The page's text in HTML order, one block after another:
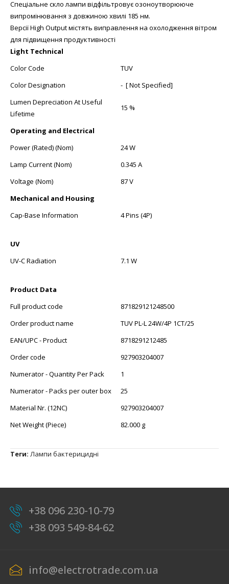
Спеціальне скло лампи відфільтровує озоноутворююче
випромінювання з довжиною хвилі 185 нм.
Версії High Output містять виправлення на охолодження вітром
для підвищення продуктивності
Light Technical
Color Code
TUV
Color Designation
- [ Not Specified]
Lumen Depreciation At Useful
Lifetime
15 %
Operating and Electrical
Power (Rated) (Nom)
24 W
Lamp Current (Nom)
0.345 A
Voltage (Nom)
87 V
Mechanical and Housing
Cap-Base Information
4 Pins (4P)
UV
UV-C Radiation
7.1 W
Product Data
Full product code
871829121248500
Order product name
TUV PL-L 24W/4P 1CT/25
EAN/UPC - Product
8718291212485
Order code
927903204007
Numerator - Quantity Per Pack
1
Numerator - Packs per outer box
25
Material Nr. (12NC)
927903204007
Net Weight (Piece)
82.000 g
Теги: Лампи бактерицидні
+38 096 230-10-79
+38 093 549-84-62
info@electrotrade.com.ua